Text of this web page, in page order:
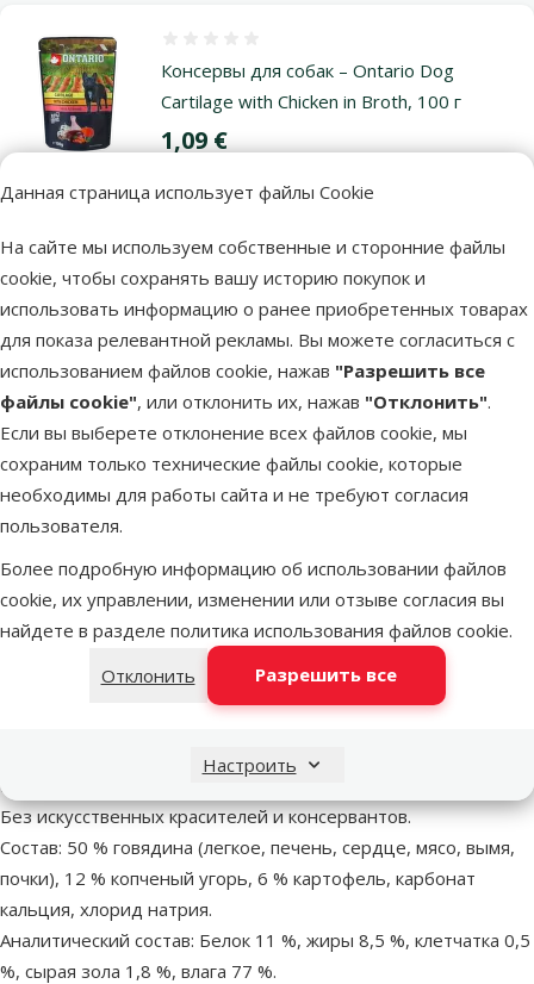
Данная страница использует файлы Cookie
На сайте мы используем собственные и сторонние файлы
cookie, чтобы сохранять вашу историю покупок и
использовать информацию о ранее приобретенных товарах
для показа релевантной рекламы. Вы можете согласиться с
использованием файлов cookie, нажав "Разрешить все
файлы cookie", или отклонить их, нажав "Отклонить".
Если вы выберете отклонение всех файлов cookie, мы
сохраним только технические файлы cookie, которые
необходимы для работы сайта и не требуют согласия
пользователя.
Более подробную информацию об использовании файлов
cookie, их управлении, изменении или отзыве согласия вы
найдете в разделе политика использования файлов cookie.
Отклонить
Разрешить все
Настроить
Консервы для собак – Ontario Dog
Cartilage with Chicken in Broth, 100 г
Цена
1,09 €
марка
В наличии
Другие подобные продукты
Консервы для собак - GranCarno Plus Adult Smoked Eel and
Параметры
В начало страницы
superzoo.product.detail.content
Консервы для собак - GranCarno Plus Adult Smoked Eel and
Potatoes, 400 г.
Полноценный и сбалансированный влажный корм с
говядиной, копченым угрем и картофелем для взрослых
собак в возрасте от 1 года до 6 лет.
Корм обеспечивает взрослых собак всеми жизненно
Корм не содержит злаков и сои;
Без искусственных красителей и консервантов.
Состав: 50 % говядина (легкое, печень, сердце, мясо, вымя,
почки), 12 % копченый угорь, 6 % картофель, карбонат
кальция, хлорид натрия.
Аналитический состав: Белок 11 %, жиры 8,5 %, клетчатка 0,5
%, сырая зола 1,8 %, влага 77 %.